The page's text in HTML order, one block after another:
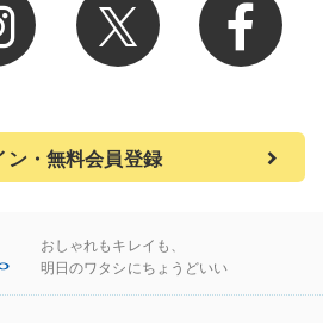
ン・無料会員登録
おしゃれもキレイも、
明日のワタシにちょうどいい